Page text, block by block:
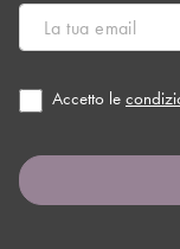
Accetto le